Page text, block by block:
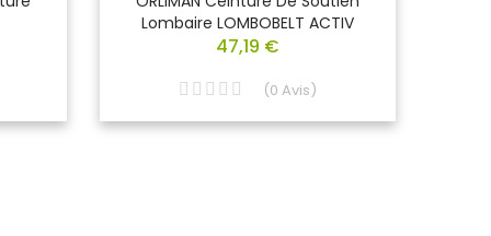
Lombaire LOMBOBELT ACTIV
47,19 €
(0 Avis)